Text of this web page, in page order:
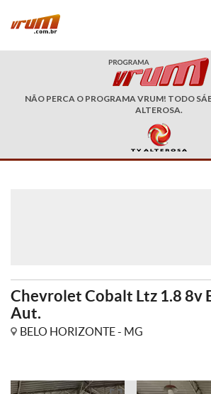
NÃO PERCA O PROGRAMA VRUM! TODO
ALTEROSA.
Chevrolet Cobalt Ltz 1.8 8v
Aut.
BELO HORIZONTE - MG